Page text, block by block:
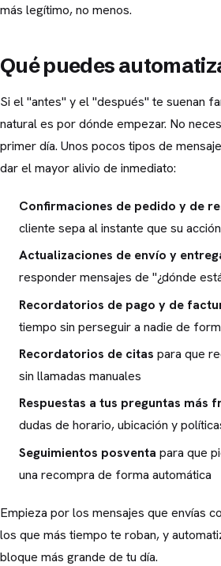
más legítimo, no menos.
Qué puedes
Si el "antes" y el "después" te suenan
natural es por dónde empezar. No
primer día. Unos pocos tipos de
dar el mayor alivio de inmediato:
Confirmaciones de pedido y de
cliente sepa al instante que su
Actualizaciones de envío y
responder mensajes de "¿dónde
Recordatorios de pago y de
tiempo sin perseguir a nadie de
Recordatorios de citas para que
sin llamadas manuales
Respuestas a tus preguntas más
dudas de horario, ubicación y
Seguimientos posventa para que
una recompra de forma automática
Empieza por los mensajes que envías
los que más tiempo te roban, y
bloque más grande de tu día.